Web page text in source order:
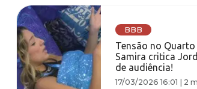
BBB
Tensão no
Samira critica
de audiência!
17/03/2026 16:01 | 2